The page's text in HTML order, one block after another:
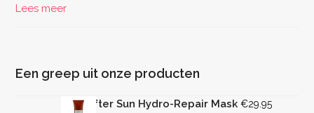
Lees meer
Een greep uit onze producten
Rica After Sun Hydro-Repair Mask €29.95